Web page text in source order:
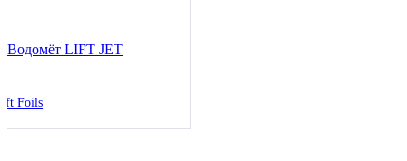
Водомёт LIFT JET
Foils